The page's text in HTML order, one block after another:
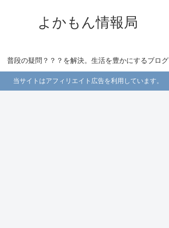
よかもん情報局
普段の疑問？？？を解決。生活を豊かにするブログ
当サイトはアフィリエイト広告を利用しています。